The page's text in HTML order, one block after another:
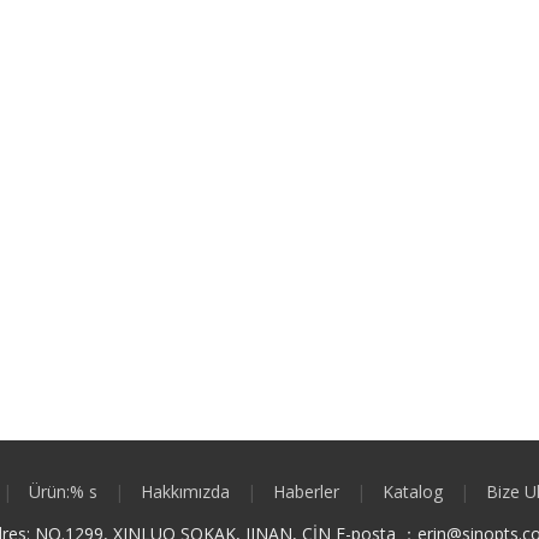
| Ürün:% s | Hakkımızda | Haberler | Katalog |
Bize
NO.1299, XINLUO SOKAK, JINAN, ÇİN E-posta ： e